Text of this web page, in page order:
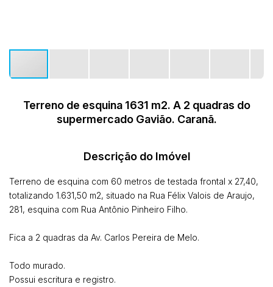
Terreno de esquina 1631 m2. A 2 quadras do
supermercado Gavião. Caranã.
Descrição do Imóvel
Terreno de esquina com 60 metros de testada frontal x 27,40,
totalizando 1.631,50 m2, situado na Rua Félix Valois de Araujo,
281, esquina com Rua Antônio Pinheiro Filho.
Fica a 2 quadras da Av. Carlos Pereira de Melo.
Todo murado.
Possui escritura e registro.